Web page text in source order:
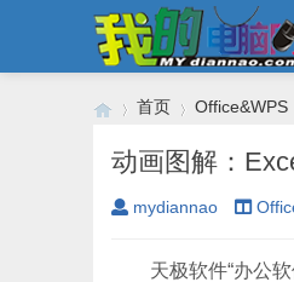
›
首页
›
Office&WPS
›
动画图解：
mydiannao
天极软件“办公软